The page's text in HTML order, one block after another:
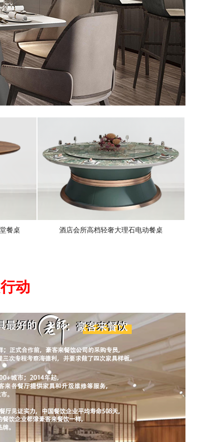
餐桌 酒店会所高档轻奢大理石电动餐桌
动